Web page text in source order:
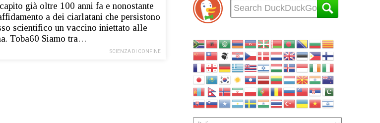
già oltre 100 anni fa e nonostante
a dei ciarlatani che persistono
scientifico un vaccino iniettato alle
Toba60 Siamo tra…
SCIENZA DI CONFINE